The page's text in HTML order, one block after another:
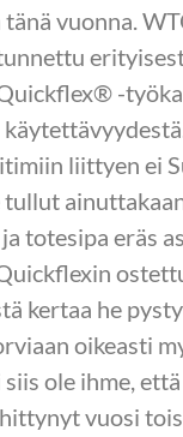
vuonna.
-
liittyen ei
tullut
totesipa eräs
kertaa he
oikeasti
ole ihme,
vuosi